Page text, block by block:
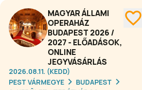
kiváló szólistákkal és látványos
színpadi megoldásokkal várják az
opera kedvelőit.
MAGYAR ÁLLAMI
OPERAHÁZ
BUDAPEST 2026 /
2027 - ELŐADÁSOK,
ONLINE
JEGYVÁSÁRLÁS
2026.08.11. (KEDD)
PEST VÁRMEGYE
BUDAPEST